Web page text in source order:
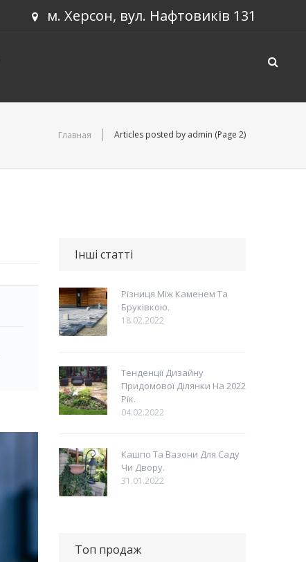
м. Херсон, вул. Нафтовиків 131
Главная Articles posted by admin (Page 2)
Інші статті
Різниця Між Каменем Та
Бруківкою.
18.02.2022
Тенденції Дизайну
Придомової Ділянки На 2022
Рік.
04.02.2022
Кашпо Та Вазони Для Саду
Чи Двору.
31.01.2022
Топ продаж